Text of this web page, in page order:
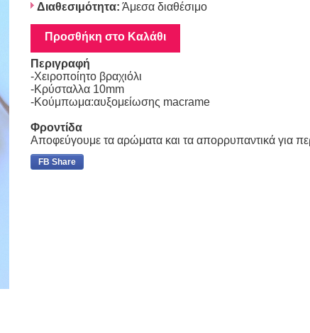
Διαθεσιμότητα: Άμεσα διαθέσιμο
Προσθήκη στο Καλάθι
Περιγραφή
-Χειροποίητο βραχιόλι
-Κρύσταλλα 10mm
-Κούμπωμα:αυξομείωσης macrame
Φροντίδα
Αποφεύγουμε τα αρώματα και τα απορρυπαντικά για
FB Share